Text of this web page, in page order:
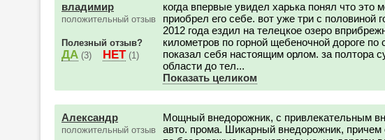
владимир
положительный отзыв
Полезный отзыв?
ДА (3) НЕТ (1)
когда впервые увидел харька понял что это
приобрел его себе. вот уже три с половиной
2012 года ездил на телецкое озеро
километров по горной щебеночной дороге по
показал себя настоящим орлом. за полтора
области до тел...
Показать целиком
Александр
положительный отзыв
Мощный внедорожник, с привлекательным
авто. прома. Шикарный внедорожник, причем